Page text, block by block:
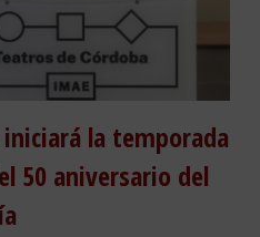
la temporada
50 aniversario del